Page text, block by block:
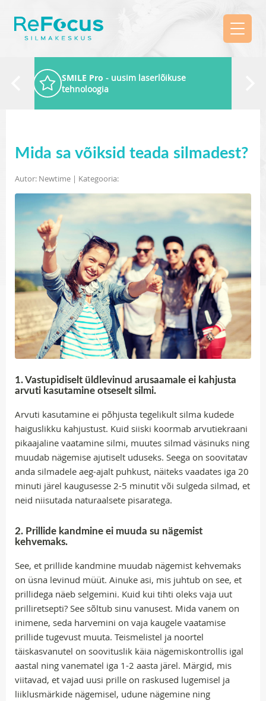
SMILE Pro - uusim laserlõikuse
tehnoloogia
Mida sa võiksid teada silmadest?
Autor: Newtime | Kategooria:
1. Vastupidiselt üldlevinud arusaamale ei kahjusta
arvuti kasutamine otseselt silmi.
Arvuti kasutamine ei põhjusta tegelikult silma kudede
haiguslikku kahjustust. Kuid siiski koormab arvutiekraani
pikaajaline vaatamine silmi, muutes silmad väsinuks ning
muudab nägemise ajutiselt uduseks. Seega on soovitatav
anda silmadele aeg-ajalt puhkust, näiteks vaadates iga 20
minuti järel kaugusesse 2-5 minutit või sulgeda silmad, et
neid niisutada naturaalsete pisaratega.
2. Prillide kandmine ei muuda su nägemist
kehvemaks.
See, et prillide kandmine muudab nägemist kehvemaks
on üsna levinud müüt. Ainuke asi, mis juhtub on see, et
prillidega näeb selgemini. Kuid kui tihti oleks vaja uut
prilliretsepti? See sõltub sinu vanusest. Mida vanem on
inimene, seda harvemini on vaja kaugele vaatamise
prillide tugevust muuta. Teismelistel ja noortel
täiskasvanutel on soovituslik käia nägemiskontrollis igal
aastal ning vanematel iga 1-2 aasta järel. Märgid, mis
viitavad, et vajad uusi prille on raskused lugemisel ja
liiklusmärkide nägemisel, udune nägemine ning